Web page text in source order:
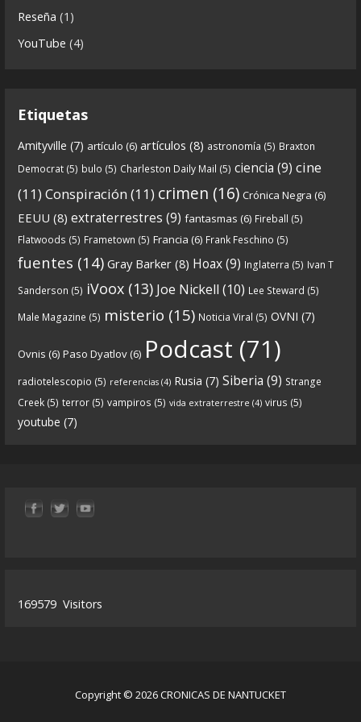
mp3_rf_62723031_1.html
Crónicas de Nantucket
5 years ago
Crónicas De Nantucket on Twitter
Próximamente en el #Podcast
de Crónicas de
https://twitter.com/CDNantucket/status/13336753
52049274880?s=19
“Próximamente en el#podcastde Crónicas de
nantucket.
https://t.co/3zqG4RtRl7”
Reseña (1)
YouTube (4)
Etiquetas
Amityville (7) artículo (6) artículos (8) astronomía (5) Braxton
Democrat (5) bulo (5) Charleston Daily Mail (5) ciencia (9) cine
(11) Conspiración (11) crimen (16) Crónica Negra (6)
EEUU (8) extraterrestres (9) fantasmas (6) Fireball (5)
Flatwoods (5) Frametown (5) Francia (6) Frank Feschino (5)
fuentes (14) Gray Barker (8) Hoax(9) Inglaterra (5) Ivan T
Sanderson (5) iVoox (13) Joe Nickell (10) Lee Steward (5)
Male Magazine (5) misterio (15) Noticia Viral (5) OVNI (7)
Ovnis (6) Paso Dyatlov (6) Podcast (71)
radiotelescopio (5) referencias (4) Rusia (7) Siberia (9) Strange
Creek (5) terror (5) vampiros (5) vida extraterrestre (4) virus (5)
youtube (7)
169579 Visitors
Copyright © 2026 CRONICAS DE NANTUCKET